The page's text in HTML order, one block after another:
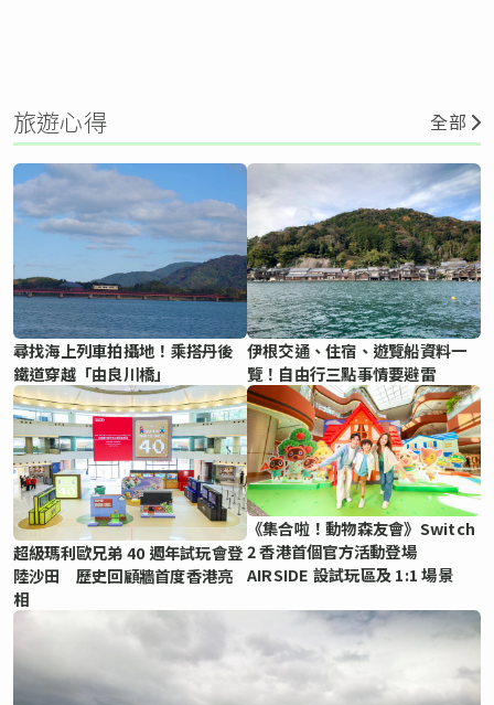
旅遊心得 全部
尋找海上列車拍攝地！乘搭丹後
鐵道穿越「由良川橋」
伊根交通、住宿、遊覽船資料一
覽！自由行三點事情要避雷
超級瑪利歐兄弟 40 週年試玩會登
陸沙田 歷史回顧牆首度香港亮
相
《集合啦！動物森友會》Switch
2 香港首個官方活動登場
AIRSIDE 設試玩區及 1:1 場景